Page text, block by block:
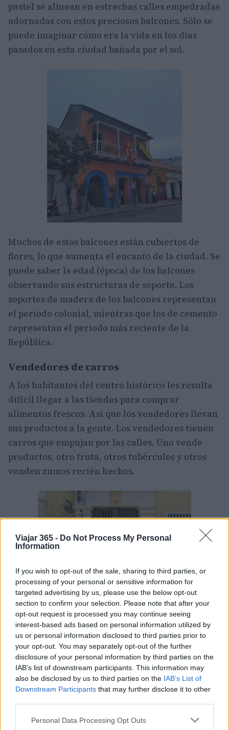
Viajar 365 - Do Not Process My Personal
Information
If you wish to opt-out of the sale, sharing to third parties, or
processing of your personal or sensitive information for
targeted advertising by us, please use the below opt-out
section to confirm your selection. Please note that after your
opt-out request is processed you may continue seeing
interest-based ads based on personal information utilized by
us or personal information disclosed to third parties prior to
your opt-out. You may separately opt-out of the further
disclosure of your personal information by third parties on the
IAB’s list of downstream participants. This information may
also be disclosed by us to third parties on the IAB’s List of
Downstream Participants that may further disclose it to other
Please note that this website/app uses one or more Google
Personal Data Processing Opt Outs
pastel se alinean en estrechas calles empedradas
adornadas con estos preciosos balcones. Sólo se
puede imaginar cómo era la vida en los días
pasados en esta ciudad bañada por el sol.
Muchos de estos balcones están cubiertos de
flores, lo que aumenta el encanto de la ciudad. Se
puede saber la edad (época) de los balcones
observando sus estructuras de soporte. Los
soportes de madera de los balcones representan
el periodo colonial, mientras que los de cemento
representan el periodo más reciente de la
República.
Vendedores de carros
A los habitantes del centro histórico les resulta
difícil llegar a las tiendas para comprar
alimentos frescos. Así que los vendedores llevan
sus productos a la gente. Los vendedores tienen
carros que empujan por las calles. Uno vende
productos, otro fruta, otros tubérculos y otros
venden zumos recién hechos.
Rodaje de películas
No escapamos del todo a las multitudes y a la
ostentación de Estados Unidos. Mientras
caminábamos por lo que debería haber sido una
calle pequeña y tranquila, nos encontramos con
una multitud de personas de pie mirando un
hotel. Al preguntarle a un espectador, la
respuesta…» están rodando una película de Will